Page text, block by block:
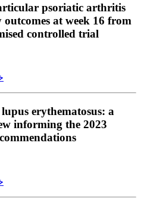
psoriatic arthritis
at week 16 from
controlled trial
erythematosus: a
informing the 2023